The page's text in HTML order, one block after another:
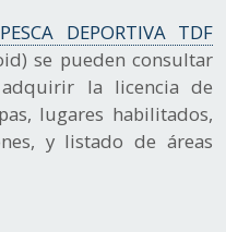
PESCA DEPORTIVA TDF
se pueden consultar
la licencia de
lugares habilitados,
y listado de áreas